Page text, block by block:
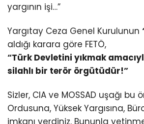
yargının işi…”
Yargıtay Ceza Genel Kurulunun
aldığı karara göre FETÖ,
“Türk Devletini yıkmak
silahlı bir terör örgütüdür!”
Sizler, CIA ve MOSSAD uşağı bu
Ordusuna, Yüksek Yargısına,
imkanı verdiniz. Bununla